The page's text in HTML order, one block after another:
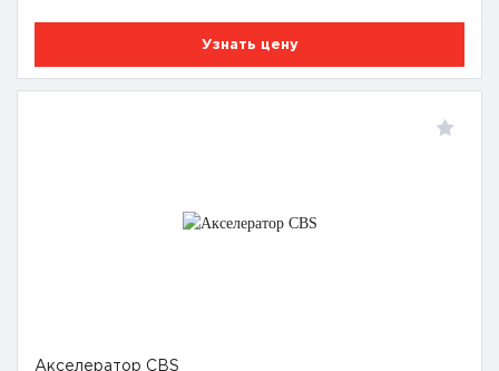
Узнать цену
Акселератор CBS